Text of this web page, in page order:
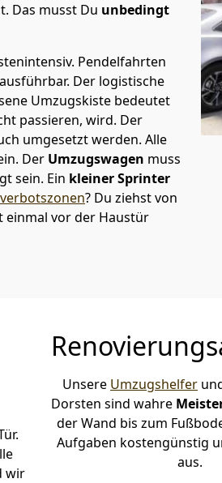
Das musst Du unbedingt
Pendelfahrten
Der logistische
Umzugskiste bedeutet
passieren, wird. Der
umgesetzt werden. Alle
Der Umzugswagen muss
sein. Ein kleiner Sprinter
? Du ziehst von
einmal vor der Haustür
wir
Unsere Umzugshelfer
Dorsten sind wahre
der Wand bis zum
Aufgaben kostengünstig
aus.